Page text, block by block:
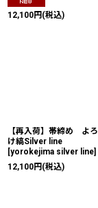
12,100円 (税込)
【再入荷】帯締め よろ
け縞Silver line
[yorokejima silver line]
12,100円 (税込)